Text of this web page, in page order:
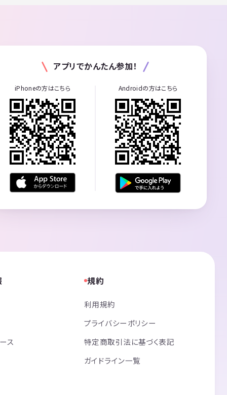
アプリでかんたん参加！
iPhoneの方はこちら Androidの方はこちら
ス
規約
利用規約
プライバシーポリシー
特定商取引法に基づく表記
ガイドライン一覧